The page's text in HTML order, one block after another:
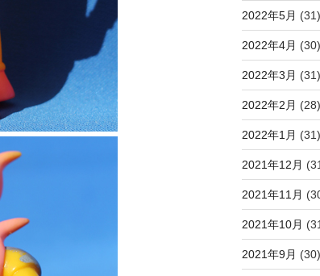
2022年5月 (31)
2022年4月 (30)
2022年3月 (31)
2022年2月 (28)
2022年1月 (31)
2021年12月
2021年11月
2021年10月
2021年9月 (30)